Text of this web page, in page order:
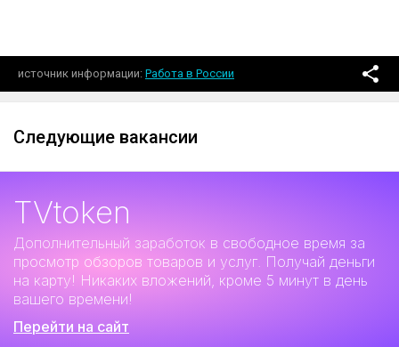
источник информации Работа в России
Следующие вакансии
TVtoken
Дополнительный заработок в свободное время за
просмотр обзоров товаров и услуг. Получай деньги
на карту! Никаких вложений, кроме 5 минут в день
вашего времени!
Перейти на сайт